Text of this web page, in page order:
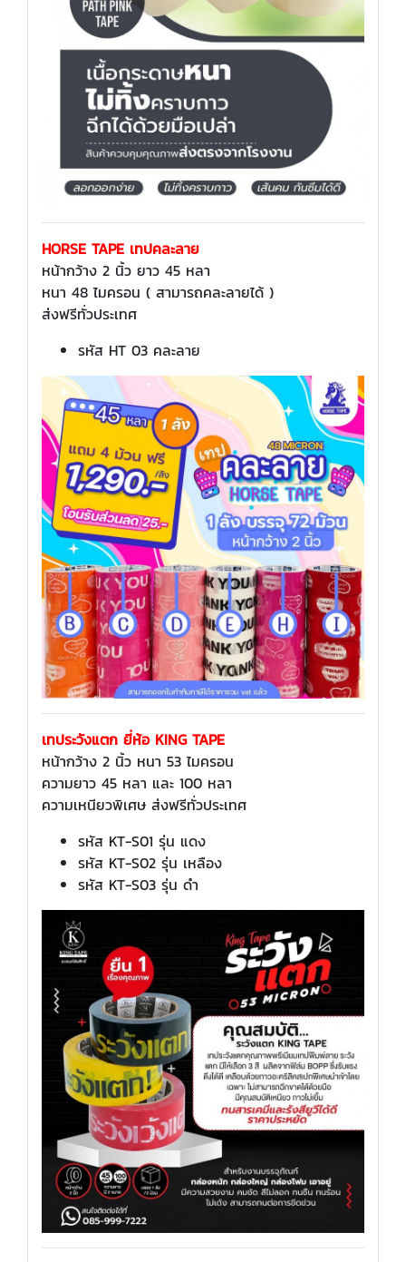
HORSE TAPE เทปคละลาย
หน้ากว้าง 2 นิ้ว ยาว 45 หลา
หนา 48 ไมครอน ( สามารถคละลายได้ )
ส่งฟรีทั่วประเทศ
รหัส HT 03 คละลาย
เทประวังแตก ยี่ห้อ KING TAPE
หน้ากว้าง 2 นิ้ว หนา 53 ไมครอน
ความยาว 45 หลา และ 100 หลา
ความเหนียวพิเศษ ส่งฟรีทั่วประเทศ
รหัส KT-S01 รุ่น แดง
รหัส KT-S02 รุ่น เหลือง
รหัส KT-S03 รุ่น ดำ